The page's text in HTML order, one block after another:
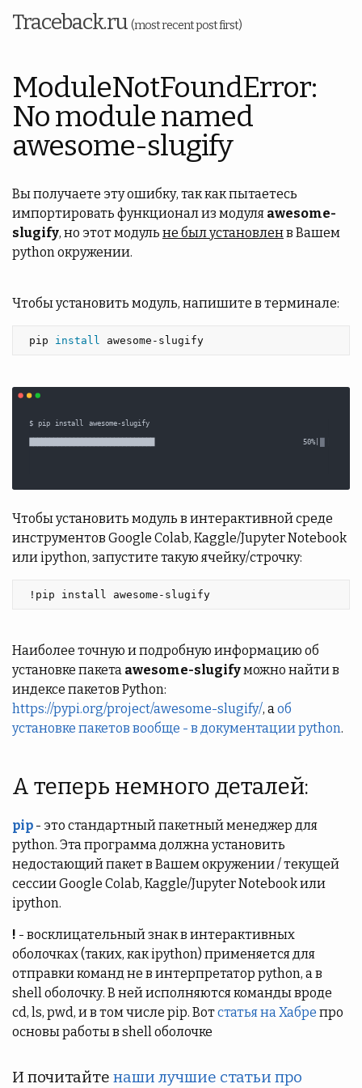
Traceback.ru (most recent post first)
ModuleNotFoundError:
No module named
awesome-slugify
Вы получаете эту ошибку, так как пытаетесь
импортировать функционал из модуля awesome-
slugify, но этот модуль не был установленв Вашем
python окружении.
Чтобы установить модуль, напишите в терминале:
pip install awesome-slugify
Чтобы установить модуль в интерактивной среде
инструментов Google Colab, Kaggle/Jupyter Notebook
или ipython, запустите такую ячейку/строчку:
!pip install awesome-slugify
Наиболее точную и подробную информацию об
установке пакета awesome-slugifyможно найти в
индексе пакетов Python:
https://pypi.org/project/awesome-slugify/, аоб
установке пакетов вообще - в документации python.
А теперь немного деталей:
pip - это стандартный пакетный менеджер для
python. Эта программа должна установить
недостающий пакет в Вашем окружении / текущей
сессии Google Colab, Kaggle/Jupyter Notebook или
ipython.
! - восклицательный знак в интерактивных
оболочках (таких, как ipython) применяется для
отправки команд не в интерпретатор python, а в
shell оболочку. В ней исполняются команды вроде
cd, ls, pwd, и в том числе pip. Вотстатья на Хабре про
основы работы в shell оболочке
И почитайте наши лучшие статьи про